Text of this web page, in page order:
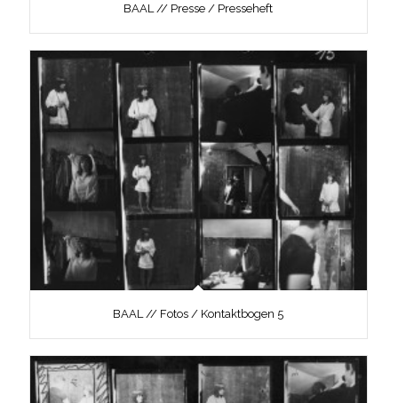
BAAL // Presse / Presseheft
BAAL // Fotos / Kontaktbogen 5